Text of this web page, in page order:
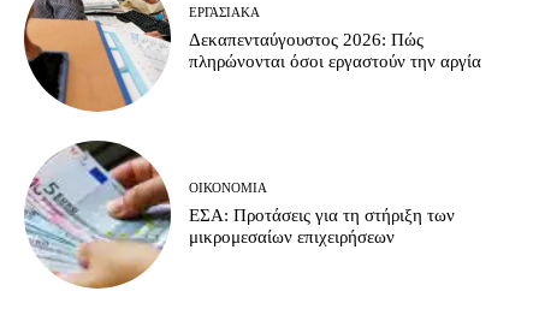
ΕΡΓΑΣΙΑΚΆ
Δεκαπενταύγουστος 2026: Πώς
πληρώνονται όσοι εργαστούν την αργία
ΟΙΚΟΝΟΜΊΑ
ΕΣΑ: Προτάσεις για τη στήριξη των
μικρομεσαίων επιχειρήσεων